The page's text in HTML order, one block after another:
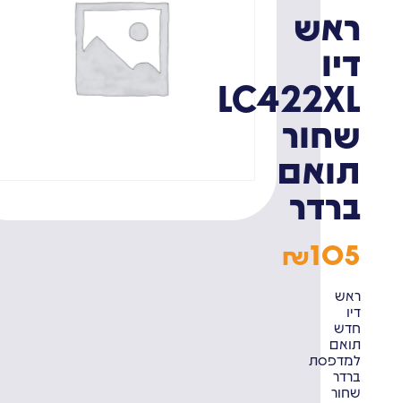
ראש
דיו
LC422XL
שחור
תואם
ברדר
₪105
ראש
דיו
חדש
תואם
למדפסת
ברדר
שחור